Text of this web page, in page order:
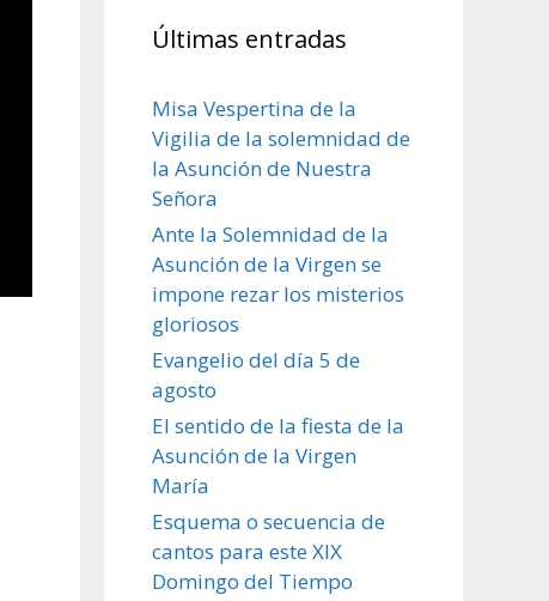
Últimas entradas
Misa Vespertina de la
Vigilia de la solemnidad de
la Asunción de Nuestra
Señora
Ante la Solemnidad de la
Asunción de la Virgen se
impone rezar los misterios
gloriosos
Evangelio del día 5 de
agosto
El sentido de la fiesta de la
Asunción de la Virgen
María
Esquema o secuencia de
cantos para este XIX
Domingo del Tiempo